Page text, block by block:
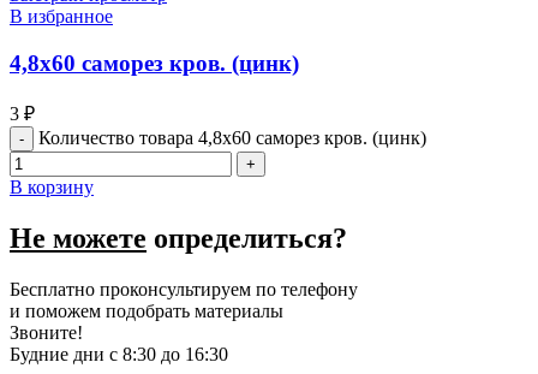
В избранное
4,8х60 саморез кров. (цинк)
3 ₽
Количество товара 4,8х60 саморез кров. (цинк)
В корзину
Не можете определиться?
Бесплатно проконсультируем по телефону
и поможем подобрать материалы
Звоните!
Будние дни с 8:30 до 16:30